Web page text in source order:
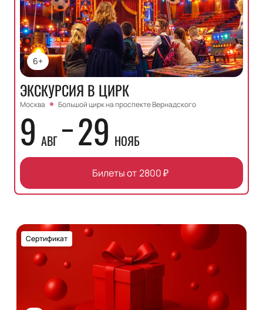
6+
ЭКСКУРСИЯ В ЦИРК
Москва Большой цирк на проспекте Вернадского
9 АВГ 29 НОЯБ
Билеты от2800₽
Сертификат